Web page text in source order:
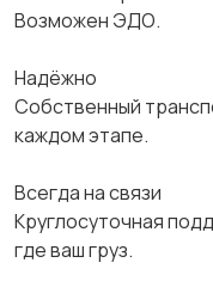
Возможен ЭДО.
Надёжно
Собственный
каждом этапе.
Всегда на связи
Круглосуточная
где ваш груз.